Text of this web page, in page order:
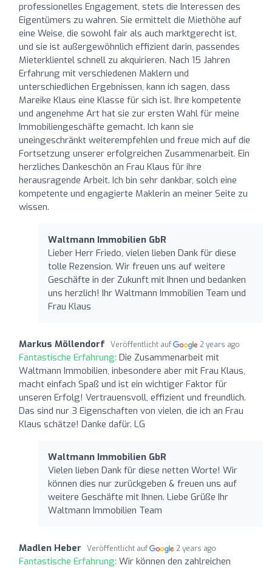
professionelles Engagement, stets die Interessen des
Eigentümers zu wahren. Sie ermittelt die Miethöhe auf
eine Weise, die sowohl fair als auch marktgerecht ist,
und sie ist außergewöhnlich effizient darin, passendes
Mieterklientel schnell zu akquirieren. Nach 15 Jahren
Erfahrung mit verschiedenen Maklern und
unterschiedlichen Ergebnissen, kann ich sagen, dass
Mareike Klaus eine Klasse für sich ist. Ihre kompetente
und angenehme Art hat sie zur ersten Wahl für meine
Immobiliengeschäfte gemacht. Ich kann sie
uneingeschränkt weiterempfehlen und freue mich auf die
Fortsetzung unserer erfolgreichen Zusammenarbeit. Ein
herzliches Dankeschön an Frau Klaus für ihre
herausragende Arbeit. Ich bin sehr dankbar, solch eine
kompetente und engagierte Maklerin an meiner Seite zu
wissen.
Waltmann Immobilien GbR
Lieber Herr Friedo, vielen lieben Dank für diese
tolle Rezension. Wir freuen uns auf weitere
Geschäfte in der Zukunft mit Ihnen und bedanken
uns herzlich! Ihr Waltmann Immobilien Team und
Frau Klaus
Markus Möllendorf Veröffentlicht auf 2 years ago
Fantastische Erfahrung: Die Zusammenarbeit mit
Waltmann Immobilien, inbesondere aber mit Frau Klaus,
macht einfach Spaß und ist ein wichtiger Faktor für
unseren Erfolg! Vertrauensvoll, effizient und freundlich.
Das sind nur 3 Eigenschaften von vielen, die ich an Frau
Klaus schätze! Danke dafür. LG
Waltmann Immobilien GbR
Vielen lieben Dank für diese netten Worte! Wir
können dies nur zurückgeben & freuen uns auf
weitere Geschäfte mit Ihnen. Liebe Grüße Ihr
Waltmann Immobilien Team
Madlen Heber Veröffentlicht auf 2 years ago
Fantastische Erfahrung: Wir können den zahlreichen